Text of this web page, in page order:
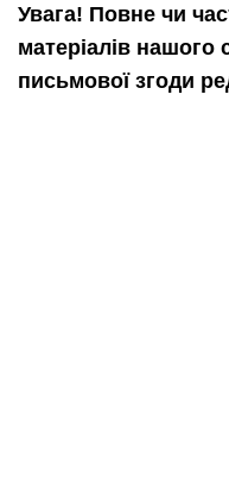
Увага! Повне чи
матеріалів
письмової згоди